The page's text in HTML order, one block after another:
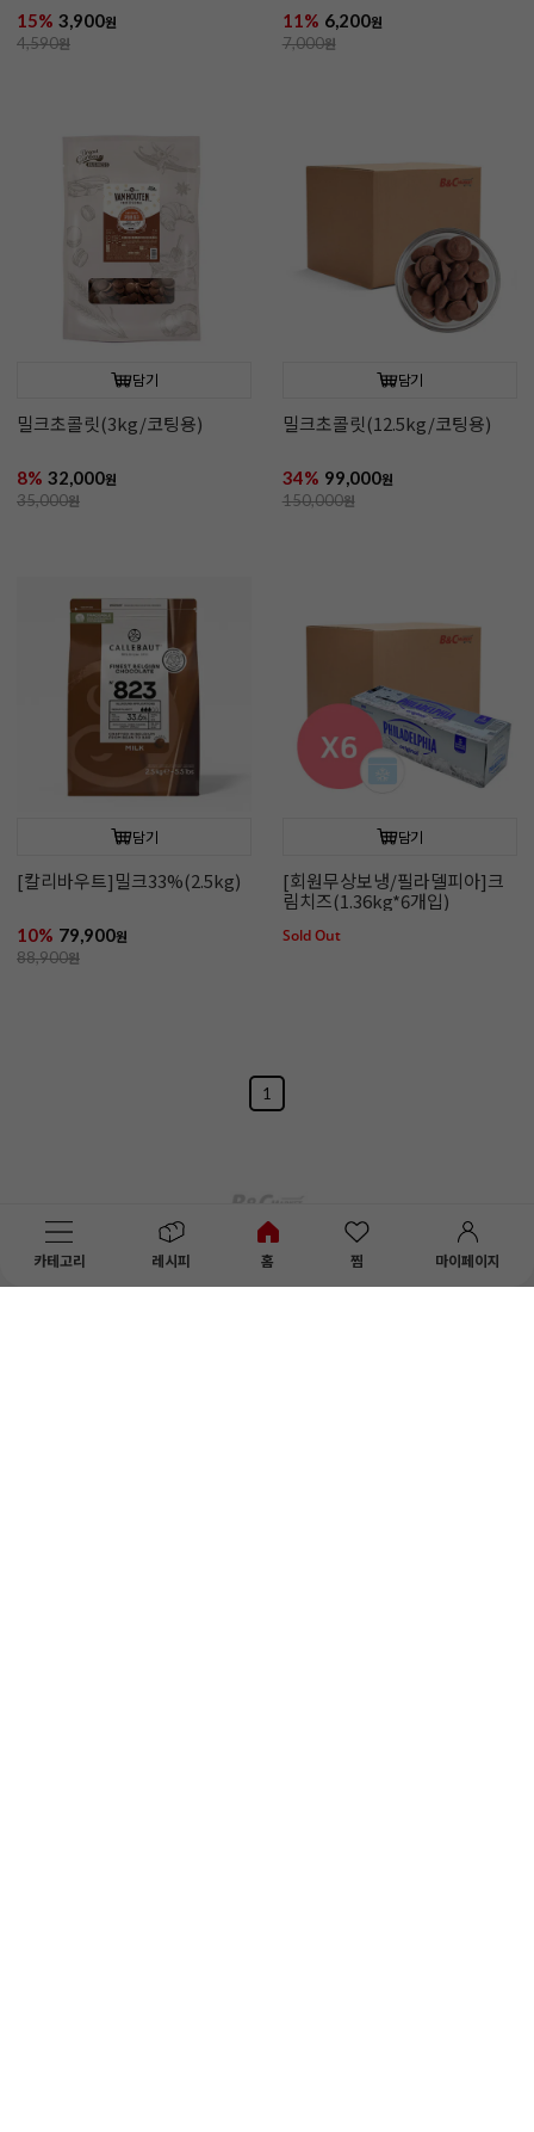
카테고리 레시피 홈 찜 마이페이지
15% 3,900원
4,590원
11% 6,200원
7,000원
담기
밀크초콜릿(3kg/코팅용)
8% 32,000원
35,000원
담기
밀크초콜릿(12.5kg/코팅용)
34% 99,000원
150,000원
담기
[칼리바우트]밀크33%(2.5kg)
10% 79,900원
88,900원
담기
[회원무상보냉/필라델피아]크
림치즈(1.36kg*6개입)
Sold Out
1